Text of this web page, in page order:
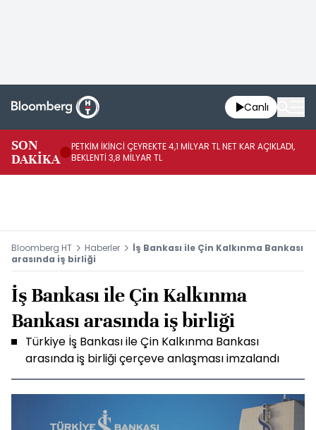
Canlı
SON
DAKİKA
PETKİM İKİNCİ ÇEYREKTE 4,1 MİLYAR TL NET KAR AÇIKLADI,
BEKLENTİ 3,8 MİLYAR TL
Bloomberg HT Haberler
İş Bankası ile Çin Kalkınma Bankası
arasında iş birliği
İş Bankası ile Çin Kalkınma
Bankası arasında iş birliği
Türkiye İş Bankası ile Çin Kalkınma Bankası
arasında iş birliği çerçeve anlaşması imzalandı